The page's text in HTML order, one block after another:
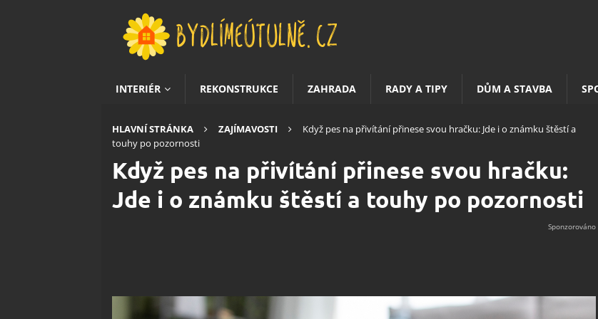
INTERIÉR REKONSTRUKCE ZAHRADA RADY A TIPY DŮM A STAVBA
HLAVNÍ STRÁNKA ZAJÍMAVOSTI
Když pes na přivítání přinese svou hračku: Jde i o známku štěstí a
touhy po pozornosti
Když pes na přivítání přinese svou hračku:
Jde i o známku štěstí a touhy po pozornosti